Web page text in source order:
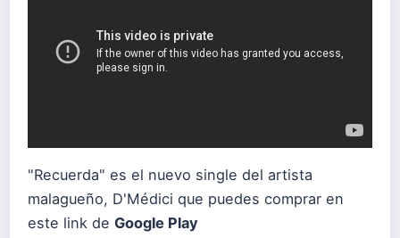
"Recuerda" es el nuevo single del artista
malagueño, D'Médici que puedes comprar en
este link de Google Play